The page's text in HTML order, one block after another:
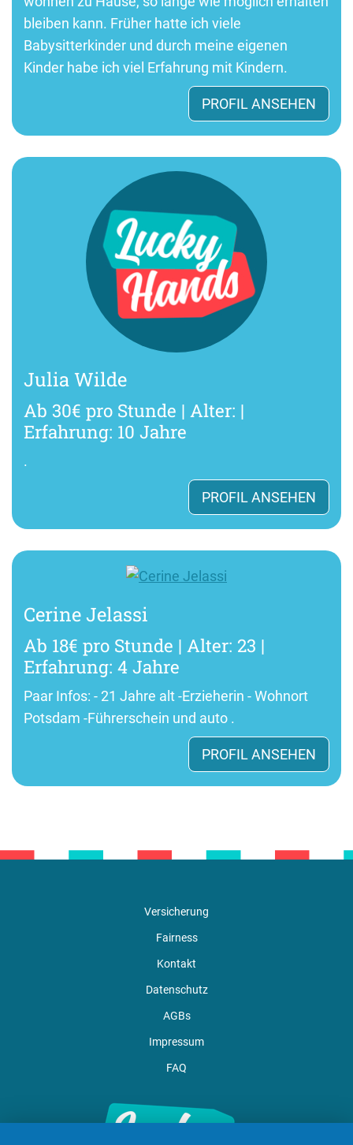
bleiben kann. Früher hatte ich viele
Babysitterkinder und durch meine eigenen
Kinder habe ich viel Erfahrung mit Kindern.
PROFIL ANSEHEN
Julia Wilde
Ab 30€ pro Stunde | Alter: |
Erfahrung: 10 Jahre
.
PROFIL ANSEHEN
Cerine Jelassi
Ab 18€ pro Stunde | Alter: 23 |
Erfahrung: 4 Jahre
Paar Infos: - 21 Jahre alt -Erzieherin - Wohnort
Potsdam -Führerschein und auto .
PROFIL ANSEHEN
Versicherung
Fairness
Kontakt
Datenschutz
AGBs
Impressum
FAQ